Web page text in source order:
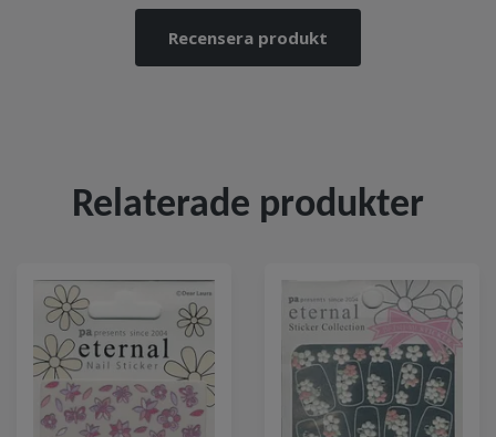
Recensera produkt
Relaterade produkter